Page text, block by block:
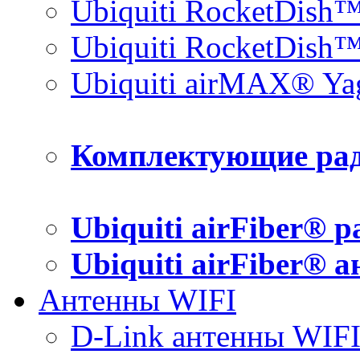
Ubiquiti
Ubiquiti
Ubiquiti airMAX®
Комплектующие
Ubiquiti airFiber®
Ubiquiti airFiber®
Антенны WIFI
D-Link антенны WIFI